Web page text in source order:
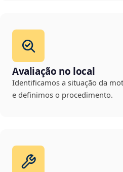
Avaliação no local
Identificamos a situação da
e definimos o procedimento.